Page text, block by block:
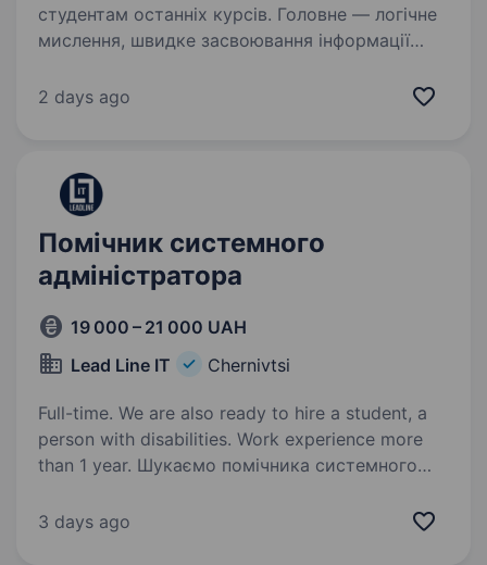
студентам останніх курсів. Головне — логічне
мислення, швидке засвоювання інформації
Досвід роботи вітається, але
2 days ago
Помічник системного
адміністратора
19 000 – 21 000 UAH
Lead Line IT
Chernivtsi
Full-time. We are also ready to hire a student, a
person with disabilities. Work experience more
than 1 year. Шукаємо помічника системного
з досвідом роботи від 1-го року та з бажанням
3 days ago